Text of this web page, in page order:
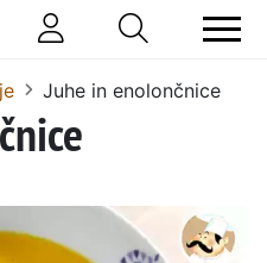
Juhe in enolončnice